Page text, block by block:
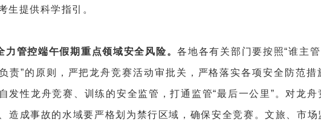
生提供科学指引。
力管控端午假期重点领域安全风险。各地各有关部门要按照“谁主管
责”的原则，严把龙舟竞赛活动审批关，严格落实各项安全防范措
发性龙舟竞赛、训练的安全监管，打通监管“最后一公里”。对龙舟
造成事故的水域要严格划为禁行区域，确保安全竞赛。文旅、市场